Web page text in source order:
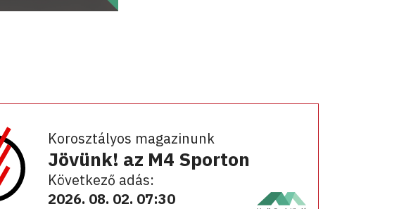
Korosztályos magazinunk
Jövünk! az M4 Sporton
Következő adás:
2026. 08. 02. 07:30